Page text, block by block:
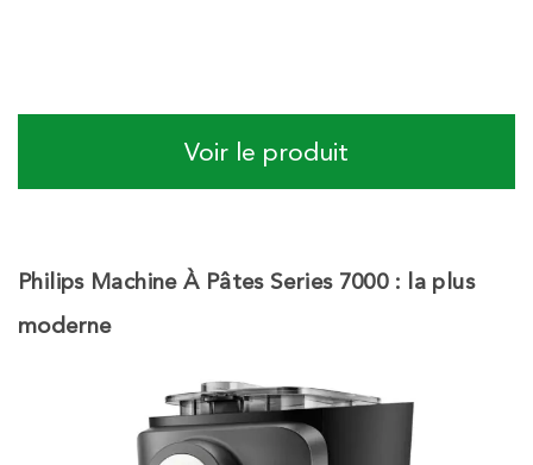
Voir le produit
Philips Machine À Pâtes Series 7000 : la plus
moderne